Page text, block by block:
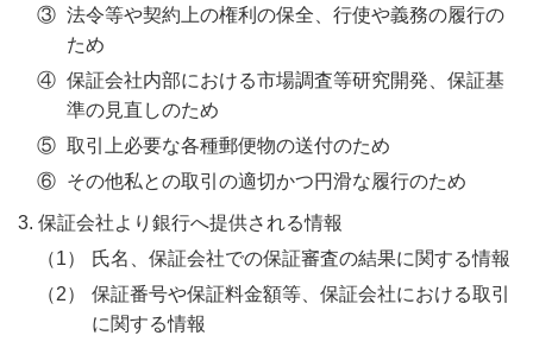
③ 法令等や契約上の権利の保全、行使や義務の履行の
ため
④ 保証会社内部における市場調査等研究開発、保証基
準の見直しのため
⑤ 取引上必要な各種郵便物の送付のため
⑥ その他私との取引の適切かつ円滑な履行のため
3. 保証会社より銀行へ提供される情報
（1）
氏名、保証会社での保証審査の結果に関する情報
（2）
保証番号や保証料金額等、保証会社における取引
に関する情報